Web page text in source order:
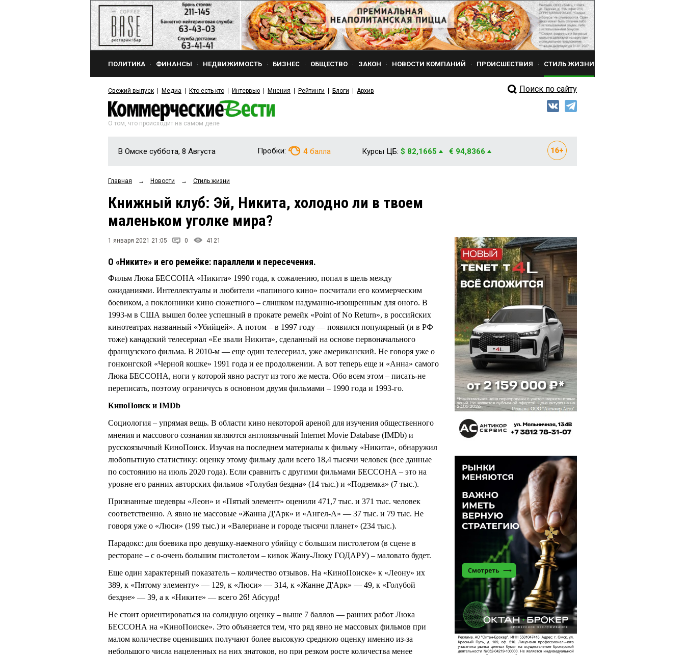
ПОЛИТИКА ФИНАНСЫ НЕДВИЖИМОСТЬ БИЗНЕС ОБЩЕСТВО ЗАКОН НОВОСТИ КОМПАНИЙ ПРОИСШЕСТВИЯ СТИЛЬ ЖИЗНИ
Свежий выпуск Медиа Кто есть кто Интервью Мнения Рейтинги Блоги Архив Поиск по сайту
О том, что происходит на самом деле
В Омске суббота, 8 Августа Пробки: 4 балла Курсы ЦБ: $ 82,1665 € 94,8366
Главная → Новости → Стиль жизни
Книжный клуб: Эй, Никита, холодно ли в твоем
маленьком уголке мира?
1 января 2021 21:05 0 4121
О «Никите» и его ремейке: параллели и пересечения.
Фильм Люка БЕССОНА «Никита» 1990 года, к сожалению, попал в щель между
ожиданиями. Интеллектуалы и любители «папиного кино» посчитали его коммерческим
боевиком, а поклонники кино сюжетного – слишком надуманно-изощренным для оного. В
1993-м в США вышел более успешный в прокате ремейк «Point of No Return», в российских
кинотеатрах названный «Убийцей». А потом – в 1997 году — появился популярный (и в РФ
тоже) канадский телесериал «Ее звали Никита», сделанный на основе первоначального
французского фильма. В 2010-м — еще один телесериал, уже американский. Не говоря уже о
гонконгской «Черной кошке» 1991 года и ее продолжении. А вот теперь еще и «Анна» самого
Люка БЕССОНА, ноги у которой явно растут из того же места. Обо всем этом – писать-не
переписать, поэтому ограничусь в основном двумя фильмами – 1990 года и 1993-го.
КиноПоиск и IMDb
Социология – упрямая вещь. В области кино некоторой ареной для изучения общественного
мнения и массового сознания являются англоязычный Internet Movie Database (IMDb) и
русскоязычный КиноПоиск. Изучая на последнем материалы к фильму «Никита», обнаружил
любопытную статистику: оценку этому фильму дали всего 18,4 тысячи человек (все данные
по состоянию на июль 2020 года). Если сравнить с другими фильмами БЕССОНА – это на
уровне его ранних авторских фильмов «Голубая бездна» (14 тыс.) и «Подземка» (7 тыс.).
Признанные шедевры «Леон» и «Пятый элемент» оценили 471,7 тыс. и 371 тыс. человек
соответственно. А явно не массовые «Жанна Д'Арк» и «Ангел-А» — 37 тыс. и 79 тыс. Не
говоря уже о «Люси» (199 тыс.) и «Валериане и городе тысячи планет» (234 тыс.).
Парадокс: для боевика про девушку-наемного убийцу с большим пистолетом (в сцене в
ресторане – с о-очень большим пистолетом – кивок Жану-Люку ГОДАРУ) – маловато будет.
Еще один характерный показатель – количество отзывов. На «КиноПоиске» к «Леону» их
389, к «Пятому элементу» — 129, к «Люси» — 314, к «Жанне Д'Арк» — 49, к «Голубой
бездне» — 39, а к «Никите» — всего 26! Абсурд!
Не стоит ориентироваться на солидную оценку – выше 7 баллов — ранних работ Люка
БЕССОНА на «КиноПоиске». Это объяняется тем, что ряд явно не массовых фильмов при
малом количестве оценивших получают более высокую среднюю оценку именно из-за
небольшого числа нацеленных на них знатоков, но при резком росте количества менее